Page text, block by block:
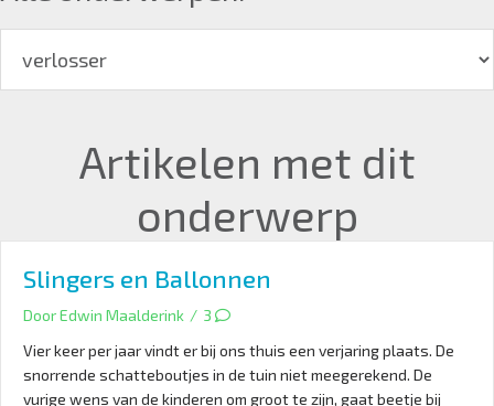
Artikelen met dit
onderwerp
Slingers en Ballonnen
DoorEdwin Maalderink / 3
Vier keer per jaar vindt er bij ons thuis een verjaring plaats. De
snorrende schatteboutjes in de tuin niet meegerekend. De
vurige wens van de kinderen om groot te zijn, gaat beetje bij